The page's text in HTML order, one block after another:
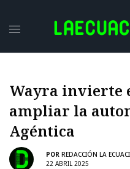
Wayra invierte
ampliar la
Agéntica
POR REDACCIÓN LA
22 ABRIL 2025